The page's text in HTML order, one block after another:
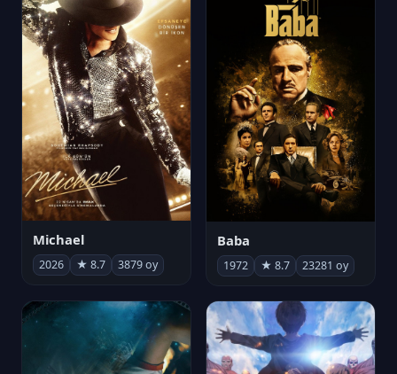
Michael
2026 ★ 8.7 3879 oy
Baba
1972 ★ 8.7 23281 oy